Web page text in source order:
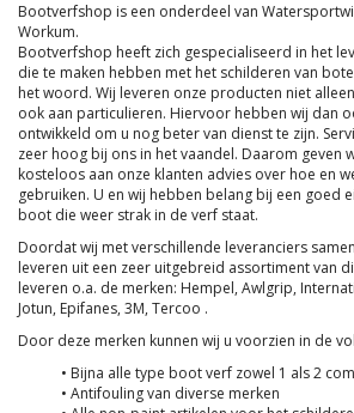
Bootverfshop is een onderdeel van
Workum.
Bootverfshop heeft zich gespecialiseerd in het
die te maken hebben met het schilderen van
het woord. Wij leveren onze producten niet
ook aan particulieren. Hiervoor hebben wij dan
ontwikkeld om u nog beter van dienst te zijn.
zeer hoog bij ons in het vaandel. Daarom geven
kosteloos aan onze klanten advies over hoe en
gebruiken. U en wij hebben belang bij een goed
boot die weer strak in de verf staat.
Doordat wij met verschillende leveranciers
leveren uit een zeer uitgebreid assortiment van
leveren o.a. de merken: Hempel, Awlgrip,
Jotun, Epifanes, 3M, Tercoo .
Door deze merken kunnen wij u voorzien in de
• Bijna alle type boot verf zowel 1 als 2
• Antifouling van diverse merken